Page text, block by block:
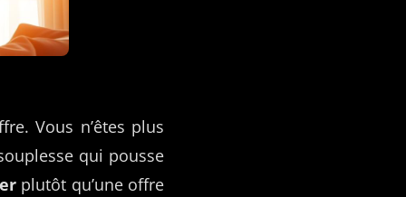
Vous n’êtes plus
qui pousse
plutôt qu’une offre